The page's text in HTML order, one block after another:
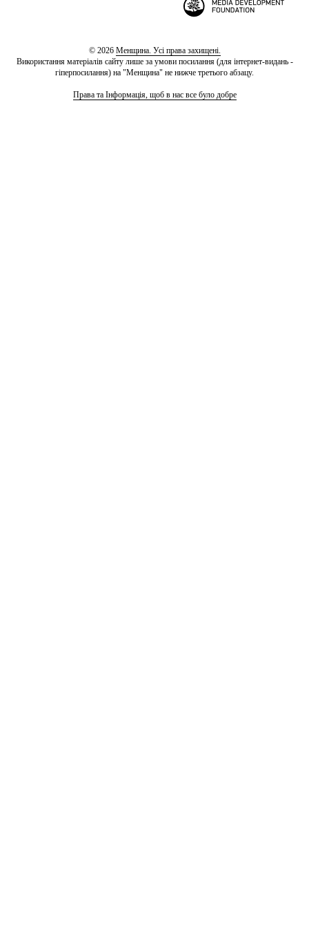
© 2026 Менщина. Усі права захищені.
Використання матеріалів сайту лише за умови посилання (для інтернет-видань -
гіперпосилання) на "Менщина" не нижче третього абзацу.
Права та Інформація, щоб в нас все було добре